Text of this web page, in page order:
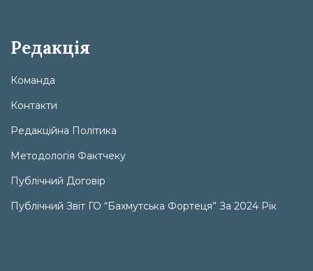
Редакція
Команда
Контакти
Редакційна Політика
Методологія Фактчеку
Публічний Договір
Публічний Звіт ГО “Бахмутська Фортеця” За 2024 Рік